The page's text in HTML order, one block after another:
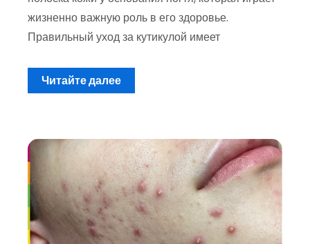
жизненно важную роль в его здоровье.
Правильный уход за кутикулой имеет
Читайте далее